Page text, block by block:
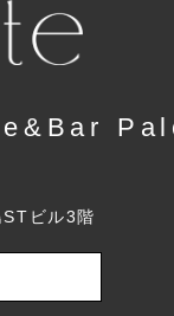
ビル3階